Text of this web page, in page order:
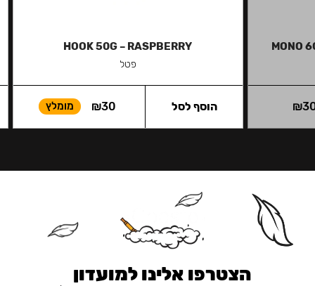
MONO
₪
HOOK 50G – RASPBERRY
פטל
₪30 מומלץ הוסף לסל
הצטרפו אלינו למועדון